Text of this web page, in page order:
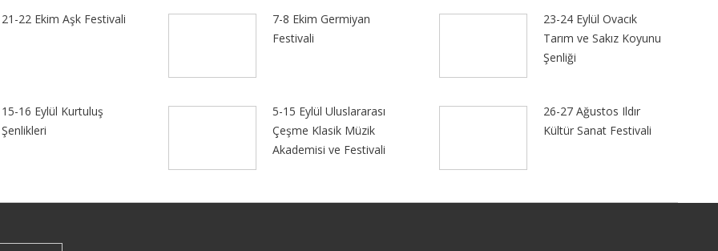
21-22 Ekim Aşk Festivali
7-8 Ekim Germiyan
Festivali
23-24 Eylül Ovacık
Tarım ve Sakız Koyunu
Şenliği
15-16 Eylül Kurtuluş
Şenlikleri
5-15 Eylül Uluslararası
Çeşme Klasik Müzik
Akademisi ve Festivali
26-27 Ağustos Ildır
Kültür Sanat Festivali